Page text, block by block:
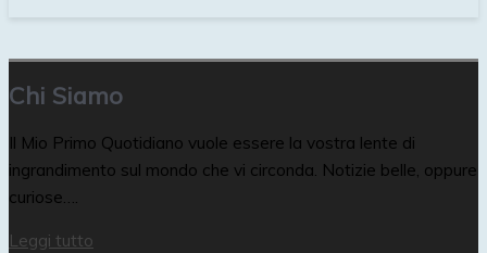
Chi Siamo
Il Mio Primo Quotidiano vuole essere la vostra lente di
ingrandimento sul mondo che vi circonda. Notizie belle, oppure
curiose….
Leggi tutto